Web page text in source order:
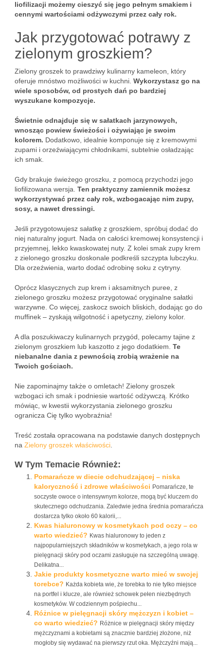
liofilizacji możemy cieszyć się jego pełnym smakiem i
cennymi wartościami odżywczymi przez cały rok.
Jak przygotować potrawy z
zielonym groszkiem?
Zielony groszek to prawdziwy kulinarny kameleon, który
oferuje mnóstwo możliwości w kuchni. Wykorzystasz go na
wiele sposobów, od prostych dań po bardziej
wyszukane kompozycje.
Świetnie odnajduje się w sałatkach jarzynowych,
wnosząc powiew świeżości i ożywiając je swoim
kolorem. Dodatkowo, idealnie komponuje się z kremowymi
zupami i orzeźwiającymi chłodnikami, subtelnie osładzając
ich smak.
Gdy brakuje świeżego groszku, z pomocą przychodzi jego
liofilizowana wersja. Ten praktyczny zamiennik możesz
wykorzystywać przez cały rok, wzbogacając nim zupy,
sosy, a nawet dressingi.
Jeśli przygotowujesz sałatkę z groszkiem, spróbuj dodać do
niej naturalny jogurt. Nada on całości kremowej konsystencji i
przyjemnej, lekko kwaskowatej nuty. Z kolei smak zupy krem
z zielonego groszku doskonale podkreśli szczypta lubczyku.
Dla orzeźwienia, warto dodać odrobinę soku z cytryny.
Oprócz klasycznych zup krem i aksamitnych puree, z
zielonego groszku możesz przygotować oryginalne sałatki
warzywne. Co więcej, zaskocz swoich bliskich, dodając go do
muffinek – zyskają wilgotność i apetyczny, zielony kolor.
A dla poszukiwaczy kulinarnych przygód, polecamy tajine z
zielonym groszkiem lub kaszotto z jego dodatkiem. Te
niebanalne dania z pewnością zrobią wrażenie na
Twoich gościach.
Nie zapominajmy także o omletach! Zielony groszek
wzbogaci ich smak i podniesie wartość odżywczą. Krótko
mówiąc, w kwestii wykorzystania zielonego groszku
ogranicza Cię tylko wyobraźnia!
Treść została opracowana na podstawie danych dostępnych
na Zielony groszek właściwości
W Tym Temacie Również:
Pomarańcze w diecie odchudzającej – niska
kaloryczność i zdrowe właściwości Pomarańcze, te
soczyste owoce o intensywnym kolorze, mogą być kluczem do
skutecznego odchudzania. Zaledwie jedna średnia pomarańcza
dostarcza tylko około 60 kalorii,...
Kwas hialuronowy w kosmetykach pod oczy – co
warto wiedzieć? Kwas hialuronowy to jeden z
najpopularniejszych składników w kosmetykach, a jego rola w
pielęgnacji skóry pod oczami zasługuje na szczególną uwagę.
Delikatna...
Jakie produkty kosmetyczne warto mieć w swojej
torebce? Każda kobieta wie, że torebka to nie tylko miejsce
na portfel i klucze, ale również schowek pełen niezbędnych
kosmetyków. W codziennym pośpiechu...
Różnice w pielęgnacji skóry mężczyzn i kobiet –
co warto wiedzieć? Różnice w pielęgnacji skóry między
mężczyznami a kobietami są znacznie bardziej złożone, niż
mogłoby się wydawać na pierwszy rzut oka. Mężczyźni mają...